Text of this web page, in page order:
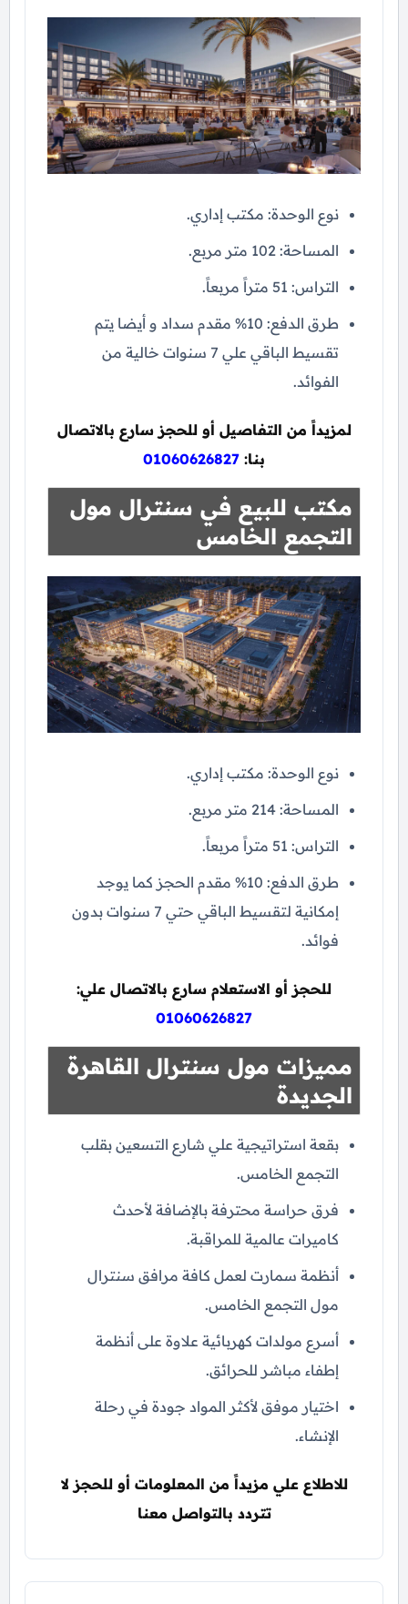
نوع الوحدة: مكتب إداري.
المساحة: 102 متر مربع.
التراس: 51 متراً مربعاً.
طرق الدفع: 10% مقدم سداد و أيضا يتم
تقسيط الباقي علي 7 سنوات خالية من
الفوائد.
لمزيداً من التفاصيل أو للحجز سارع بالاتصال
بنا: 01060626827
مكتب للبيع في سنترال مول
التجمع الخامس
نوع الوحدة: مكتب إداري.
المساحة: 214 متر مربع.
التراس: 51 متراً مربعاً.
طرق الدفع: 10% مقدم الحجز كما يوجد
إمكانية لتقسيط الباقي حتي 7 سنوات بدون
فوائد.
للحجز أو الاستعلام سارع بالاتصال علي:
01060626827
مميزات مول سنترال القاهرة
الجديدة
بقعة استراتيجية علي شارع التسعين بقلب
التجمع الخامس.
فرق حراسة محترفة بالإضافة لأحدث
كاميرات عالمية للمراقبة.
أنظمة سمارت لعمل كافة مرافق سنترال
مول التجمع الخامس.
أسرع مولدات كهربائية علاوة على أنظمة
إطفاء مباشر للحرائق.
اختيار موفق لأكثر المواد جودة في رحلة
الإنشاء.
للاطلاع علي مزيداً من المعلومات أو للحجز لا
تتردد بالتواصل معنا